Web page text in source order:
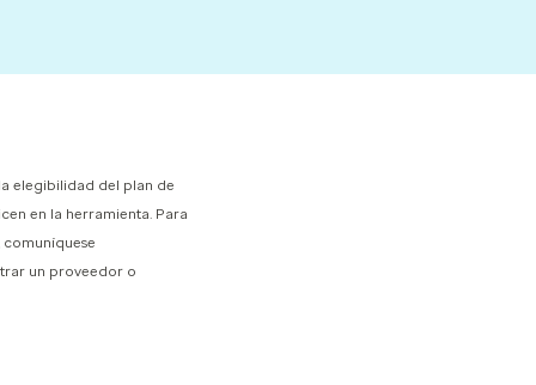
elegibilidad del plan de
en la herramienta. Para
un proveedor o